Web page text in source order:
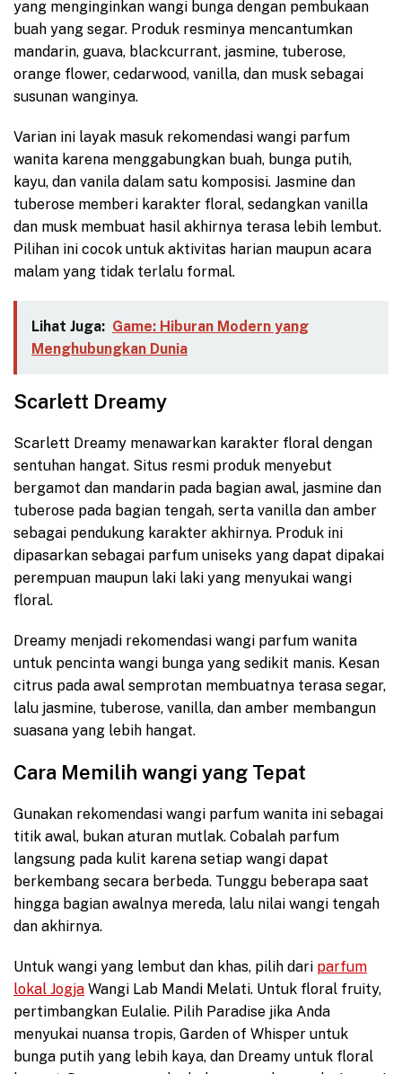
yang menginginkan wangi bunga dengan pembukaan
buah yang segar. Produk resminya mencantumkan
mandarin, guava, blackcurrant, jasmine, tuberose,
orange flower, cedarwood, vanilla, dan musk sebagai
susunan wanginya.
Varian ini layak masuk rekomendasi wangi parfum
wanita karena menggabungkan buah, bunga putih,
kayu, dan vanila dalam satu komposisi. Jasmine dan
tuberose memberi karakter floral, sedangkan vanilla
dan musk membuat hasil akhirnya terasa lebih lembut.
Pilihan ini cocok untuk aktivitas harian maupun acara
malam yang tidak terlalu formal.
Lihat Juga: Game: Hiburan Modern yang
Menghubungkan Dunia
Scarlett Dreamy
Scarlett Dreamy menawarkan karakter floral dengan
sentuhan hangat. Situs resmi produk menyebut
bergamot dan mandarin pada bagian awal, jasmine dan
tuberose pada bagian tengah, serta vanilla dan amber
sebagai pendukung karakter akhirnya. Produk ini
dipasarkan sebagai parfum uniseks yang dapat dipakai
perempuan maupun laki laki yang menyukai wangi
floral.
Dreamy menjadi rekomendasi wangi parfum wanita
untuk pencinta wangi bunga yang sedikit manis. Kesan
citrus pada awal semprotan membuatnya terasa segar,
lalu jasmine, tuberose, vanilla, dan amber membangun
suasana yang lebih hangat.
Cara Memilih wangi yang Tepat
Gunakan rekomendasi wangi parfum wanita ini sebagai
titik awal, bukan aturan mutlak. Cobalah parfum
langsung pada kulit karena setiap wangi dapat
berkembang secara berbeda. Tunggu beberapa saat
hingga bagian awalnya mereda, lalu nilai wangi tengah
dan akhirnya.
Untuk wangi yang lembut dan khas, pilih dari parfum
lokal Jogja Wangi Lab Mandi Melati. Untuk floral fruity,
pertimbangkan Eulalie. Pilih Paradise jika Anda
menyukai nuansa tropis, Garden of Whisper untuk
bunga putih yang lebih kaya, dan Dreamy untuk floral